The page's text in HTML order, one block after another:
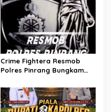
Crime Fightera Resmob
Polres Pinrang Bungkam
Pembunuhan : Apresiasi
Mengalir Untuk Tim Buser
Ipda Ahmad Haris